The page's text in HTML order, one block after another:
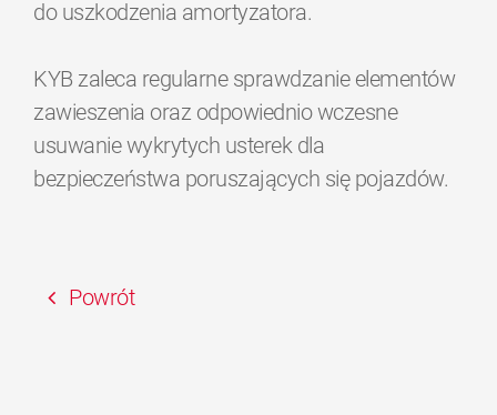
do uszkodzenia amortyzatora.
KYB zaleca regularne sprawdzanie elementów
zawieszenia oraz odpowiednio wczesne
usuwanie wykrytych usterek dla
bezpieczeństwa poruszających się pojazdów.
Powrót